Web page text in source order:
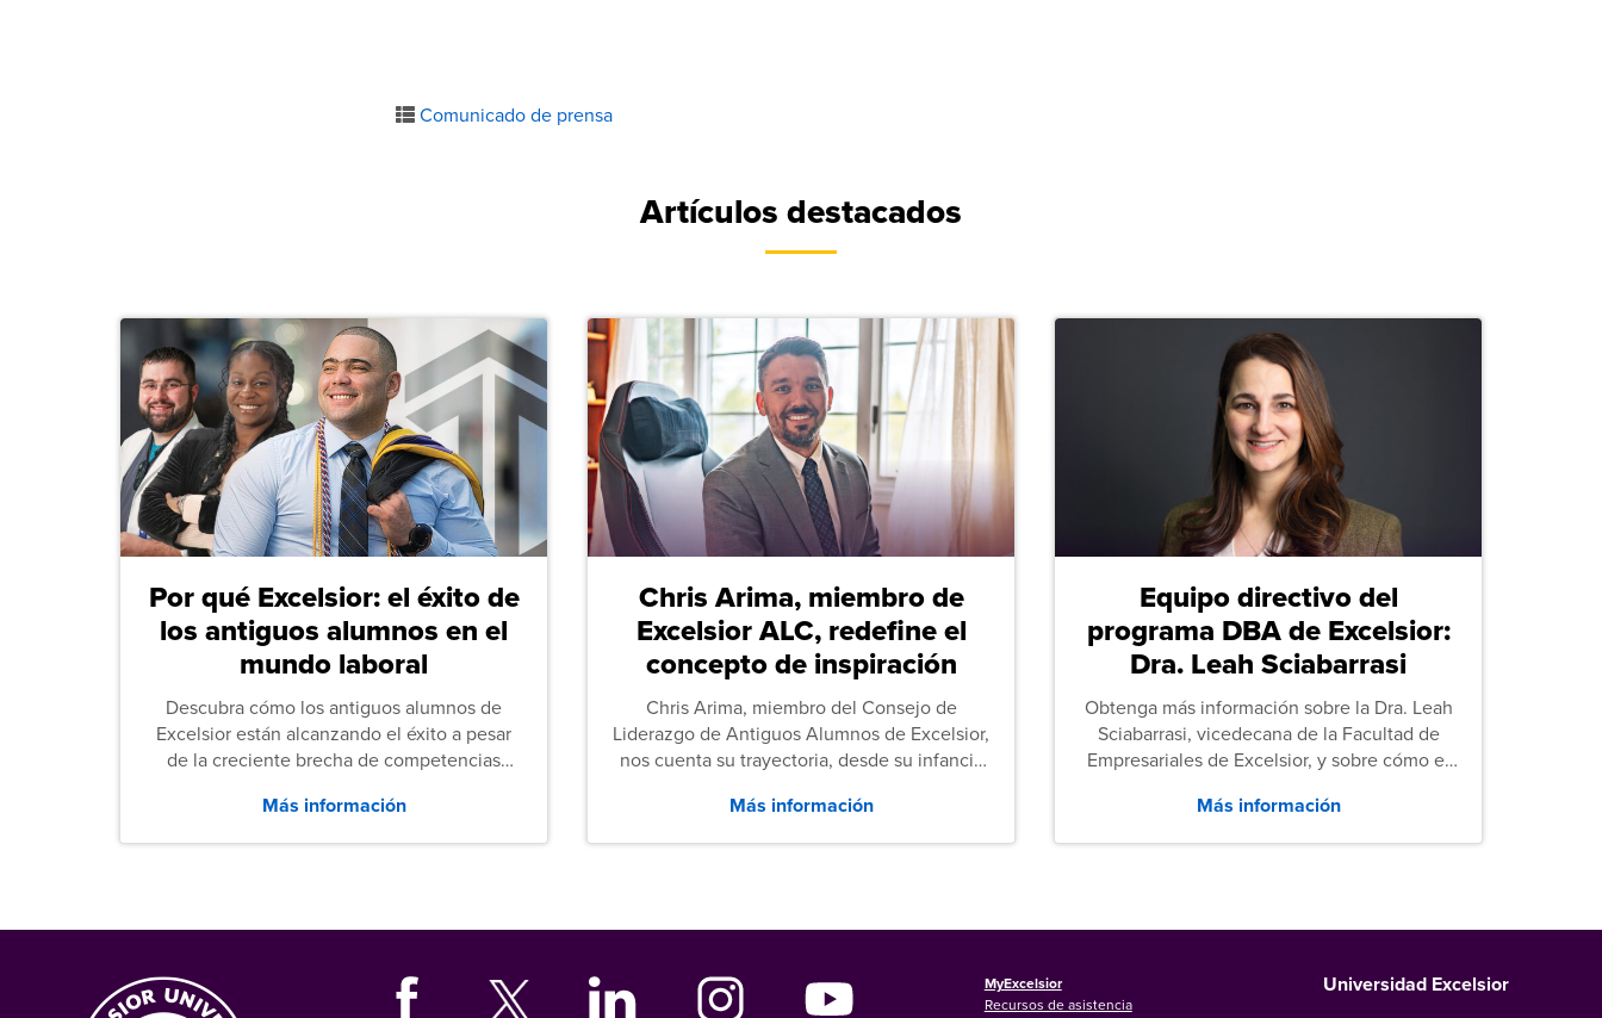
Comunicado de prensa
Artículos destacados
Por qué Excelsior: el éxito de
los antiguos alumnos en el
mundo laboral
Descubra cómo los antiguos alumnos de
Excelsior están alcanzando el éxito a pesar
de la creciente brecha de competencias
tanto las empresas como los recién
graduados en todo Estados Unidos.
Más información
Chris Arima, miembro de
Excelsior ALC, redefine el
concepto de inspiración
Chris Arima, miembro del Consejo de
Liderazgo de Antiguos Alumnos de Excelsior,
nos cuenta su trayectoria, desde su infancia
posteriormente, sus estudios de Derecho.
Más información
Equipo directivo del
programa DBA de Excelsior:
Dra. Leah Sciabarrasi
Obtenga más información sobre la Dra. Leah
Sciabarrasi, vicedecana de la Facultad de
Empresariales de Excelsior, y sobre cómo el
Empresas (DBA) de la universidad apoya a los
estudiantes.
Más información
MyExcelsior
Recursos de asistencia
Universidad Excelsior